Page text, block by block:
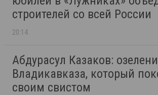
строителей со всей России
20:14
Абдурасул Казаков:
Владикавказа, который
своим свистом